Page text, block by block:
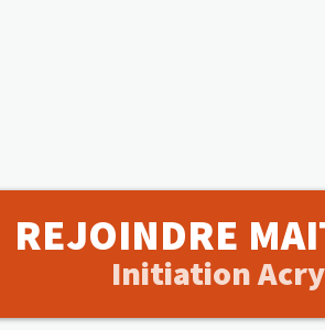
REJOINDRE
Initiation